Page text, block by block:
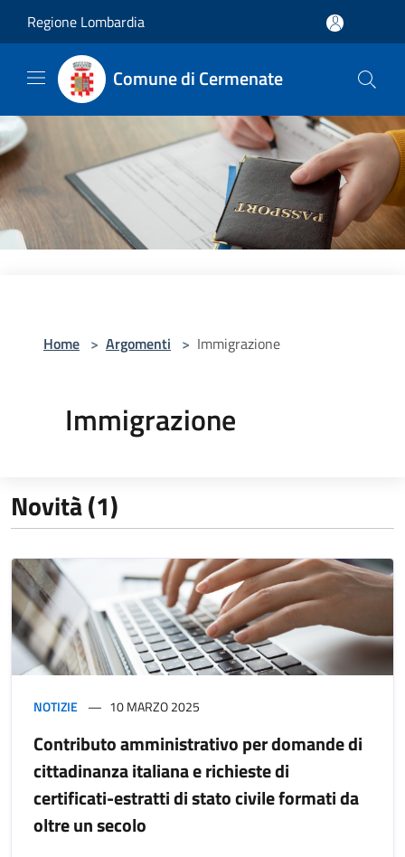
Regione Lombardia
Comune di Cermenate
Home > Argomenti > Immigrazione
Immigrazione
Novità (1)
NOTIZIE 10 MARZO 2025
Contributo amministrativo per domande di
cittadinanza italiana e richieste di
certificati-estratti di stato civile formati da
oltre un secolo